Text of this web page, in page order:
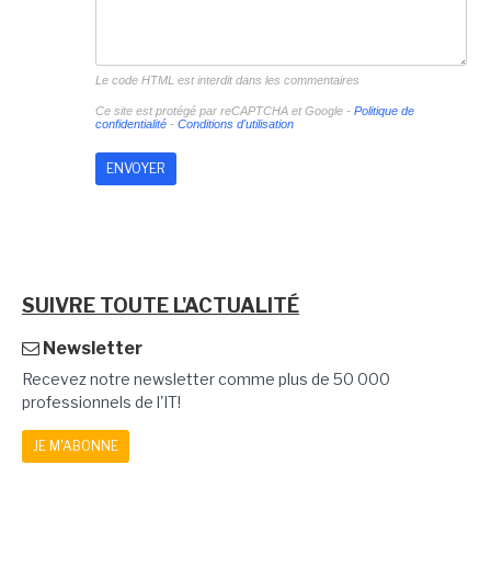
Le code HTML est interdit dans les commentaires
Ce site est protégé par reCAPTCHA et Google - Politique de
confidentialité- Conditions d'utilisation
SUIVRE TOUTE L'ACTUALITÉ
Newsletter
Recevez notre newsletter comme plus de 50 000
professionnels de l'IT!
JE M'ABONNE